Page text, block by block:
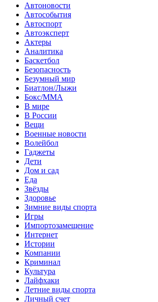
Автоновости
Автособытия
Автоспорт
Автоэксперт
Актеры
Аналитика
Баскетбол
Безопасность
Безумный мир
Биатлон/Лыжи
Бокс/MMA
В мире
В России
Вещи
Военные новости
Волейбол
Гаджеты
Дети
Дом и сад
Еда
Звёзды
Здоровье
Зимние виды спорта
Игры
Импортозамещение
Интернет
Истории
Компании
Криминал
Культура
Лайфхаки
Летние виды спорта
Личный счет